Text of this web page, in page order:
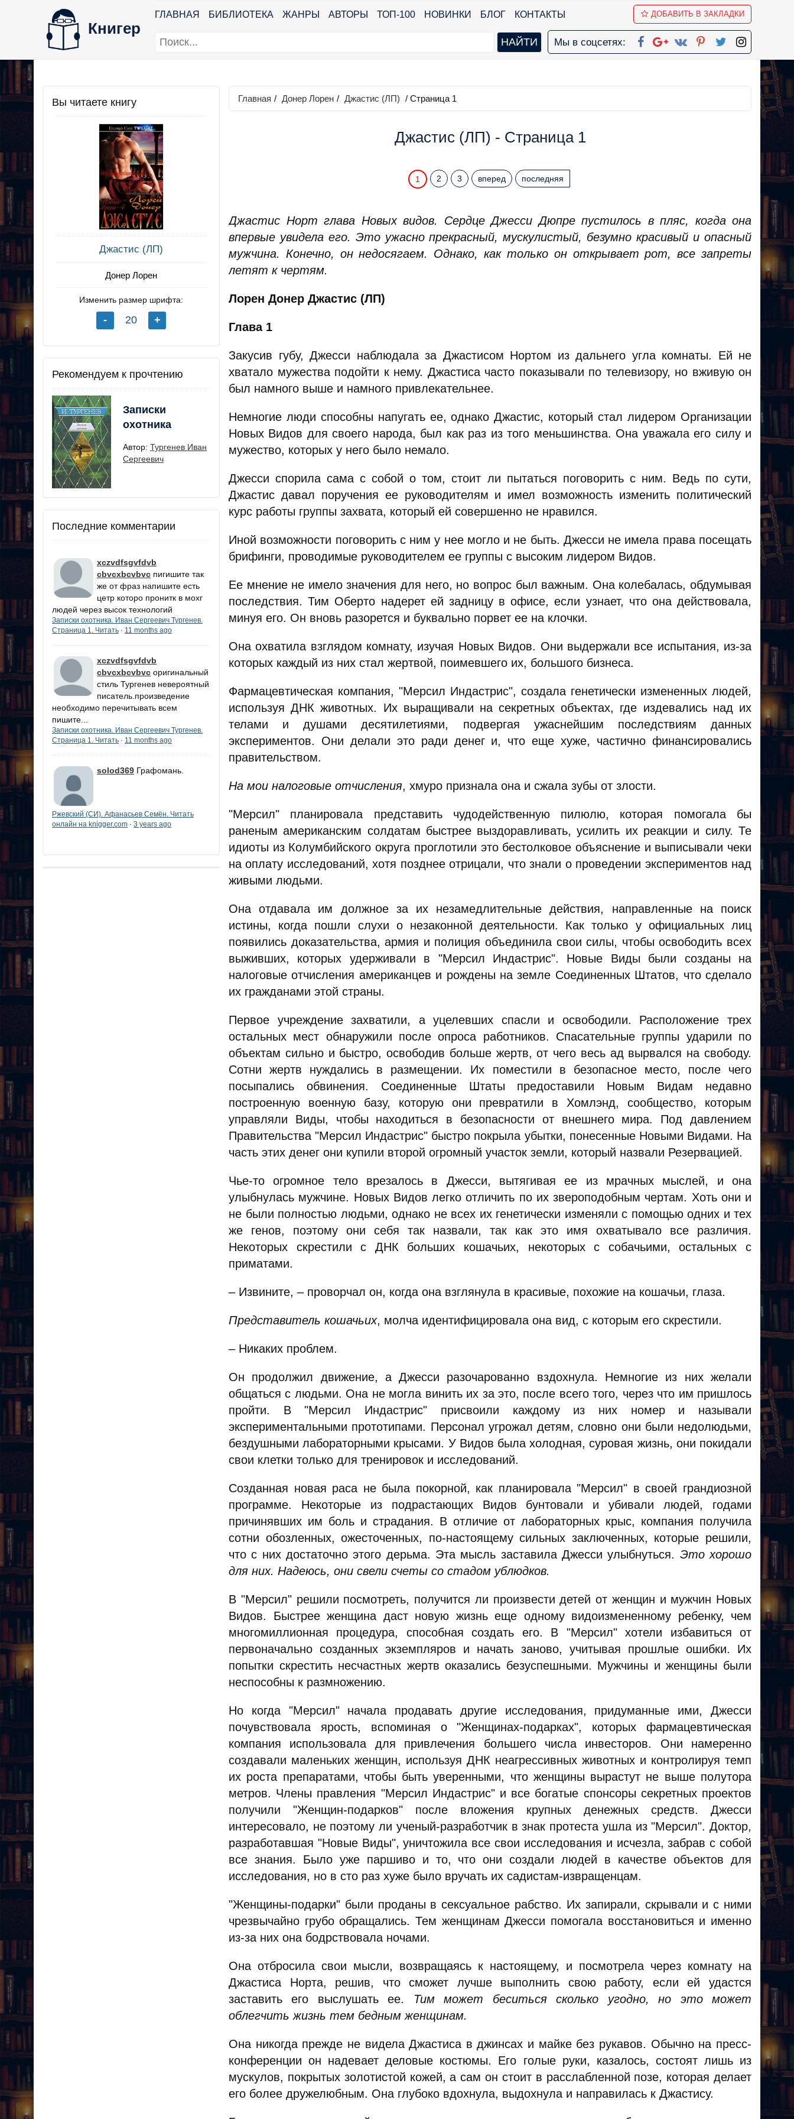
Книгер
ГЛАВНАЯ БИБЛИОТЕКА ЖАНРЫ АВТОРЫ ТОП-100 НОВИНКИ БЛОГ КОНТАКТЫ ДОБАВИТЬ В ЗАКЛАДКИ
Мы в соцсетях:
Вы читаете книгу
Джастис (ЛП)
Донер Лорен
Изменить размер шрифта:
Рекомендуем к прочтению
Записки
охотника
Автор: Тургенев Иван
Сергеевич
Последние комментарии
xczvdfsgvfdvb
cbvcxbcvbvc пигишите так
же от фраз напишите есть
цетр которо пронитк в мохг
людей через высок технологий
Записки охотника. Иван Сергеевич Тургенев.
Страница 1. Читать · 11 months ago
xczvdfsgvfdvb
cbvcxbcvbvc оригинальный
стиль Тургенев невероятный
писатель.произведение
необходимо перечитывать всем
пишите...
Записки охотника. Иван Сергеевич Тургенев.
Страница 1. Читать · 11 months ago
solod369 Графомань.
Ржевский (СИ). Афанасьев Семён. Читать
онлайн на knigger.com · 3 years ago
Главная / Донер Лорен / Джастис (ЛП) / Страница 1
Джастис (ЛП) - Страница 1
1 2 3 вперед последняя
Джастис Норт глава Новых видов. Сердце Джесси Дюпре пустилось в пляс, когда она
впервые увидела его. Это ужасно прекрасный, мускулистый, безумно красивый и опасный
мужчина. Конечно, он недосягаем. Однако, как только он открывает рот, все запреты
летят к чертям.
Лорен Донер Джастис (ЛП)
Глава 1
Закусив губу, Джесси наблюдала за Джастисом Нортом из дальнего угла комнаты. Ей не
хватало мужества подойти к нему. Джастиса часто показывали по телевизору, но вживую он
был намного выше и намного привлекательнее.
Немногие люди способны напугать ее, однако Джастис, который стал лидером Организации
Новых Видов для своего народа, был как раз из того меньшинства. Она уважала его силу и
мужество, которых у него было немало.
Джесси спорила сама с собой о том, стоит ли пытаться поговорить с ним. Ведь по сути,
Джастис давал поручения ее руководителям и имел возможность изменить политический
курс работы группы захвата, который ей совершенно не нравился.
Иной возможности поговорить с ним у нее могло и не быть. Джесси не имела права посещать
брифинги, проводимые руководителем ее группы с высоким лидером Видов.
Ее мнение не имело значения для него, но вопрос был важным. Она колебалась, обдумывая
последствия. Тим Оберто надерет ей задницу в офисе, если узнает, что она действовала,
минуя его. Он вновь разорется и буквально порвет ее на клочки.
Она охватила взглядом комнату, изучая Новых Видов. Они выдержали все испытания, из-за
которых каждый из них стал жертвой, поимевшего их, большого бизнеса.
Фармацевтическая компания, "Мерсил Индастрис", создала генетически измененных людей,
используя ДНК животных. Их выращивали на секретных объектах, где издевались над их
телами и душами десятилетиями, подвергая ужаснейшим последствиям данных
экспериментов. Они делали это ради денег и, что еще хуже, частично финансировались
правительством.
На мои налоговые отчисления, хмуро признала она и сжала зубы от злости.
"Мерсил" планировала представить чудодейственную пилюлю, которая помогала бы
раненым американским солдатам быстрее выздоравливать, усилить их реакции и силу. Те
идиоты из Колумбийского округа проглотили это бестолковое объяснение и выписывали чеки
на оплату исследований, хотя позднее отрицали, что знали о проведении экспериментов над
живыми людьми.
Она отдавала им должное за их незамедлительные действия, направленные на поиск
истины, когда пошли слухи о незаконной деятельности. Как только у официальных лиц
появились доказательства, армия и полиция объединила свои силы, чтобы освободить всех
выживших, которых удерживали в "Мерсил Индастрис". Новые Виды были созданы на
налоговые отчисления американцев и рождены на земле Соединенных Штатов, что сделало
их гражданами этой страны.
Первое учреждение захватили, а уцелевших спасли и освободили. Расположение трех
остальных мест обнаружили после опроса работников. Спасательные группы ударили по
объектам сильно и быстро, освободив больше жертв, от чего весь ад вырвался на свободу.
Сотни жертв нуждались в размещении. Их поместили в безопасное место, после чего
посыпались обвинения. Соединенные Штаты предоставили Новым Видам недавно
построенную военную базу, которую они превратили в Хомлэнд, сообщество, которым
управляли Виды, чтобы находиться в безопасности от внешнего мира. Под давлением
Правительства "Мерсил Индастрис" быстро покрыла убытки, понесенные Новыми Видами. На
часть этих денег они купили второй огромный участок земли, который назвали Резервацией.
Чье-то огромное тело врезалось в Джесси, вытягивая ее из мрачных мыслей, и она
улыбнулась мужчине. Новых Видов легко отличить по их звероподобным чертам. Хоть они и
не были полностью людьми, однако не всех их генетически изменяли с помощью одних и тех
же генов, поэтому они себя так назвали, так как это имя охватывало все различия.
Некоторых скрестили с ДНК больших кошачьих, некоторых с собачьими, остальных с
приматами.
– Извините, – проворчал он, когда она взглянула в красивые, похожие на кошачьи, глаза.
Представитель кошачьих, молча идентифицировала она вид, с которым его скрестили.
– Никаких проблем.
Он продолжил движение, а Джесси разочарованно вздохнула. Немногие из них желали
общаться с людьми. Она не могла винить их за это, после всего того, через что им пришлось
пройти. В "Мерсил Индастрис" присвоили каждому из них номер и называли
экспериментальными прототипами. Персонал угрожал детям, словно они были недолюдьми,
бездушными лабораторными крысами. У Видов была холодная, суровая жизнь, они покидали
свои клетки только для тренировок и исследований.
Созданная новая раса не была покорной, как планировала "Мерсил" в своей грандиозной
программе. Некоторые из подрастающих Видов бунтовали и убивали людей, годами
причинявших им боль и страдания. В отличие от лабораторных крыс, компания получила
сотни обозленных, ожесточенных, по-настоящему сильных заключенных, которые решили,
что с них достаточно этого дерьма. Эта мысль заставила Джесси улыбнуться. Это хорошо
для них. Надеюсь, они свели счеты со стадом ублюдков.
В "Мерсил" решили посмотреть, получится ли произвести детей от женщин и мужчин Новых
Видов. Быстрее женщина даст новую жизнь еще одному видоизмененному ребенку, чем
многомиллионная процедура, способная создать его. В "Мерсил" хотели избавиться от
первоначально созданных экземпляров и начать заново, учитывая прошлые ошибки. Их
попытки скрестить несчастных жертв оказались безуспешными. Мужчины и женщины были
неспособны к размножению.
Но когда "Мерсил" начала продавать другие исследования, придуманные ими, Джесси
почувствовала ярость, вспоминая о "Женщинах-подарках", которых фармацевтическая
компания использовала для привлечения большего числа инвесторов. Они намеренно
создавали маленьких женщин, используя ДНК неагрессивных животных и контролируя темп
их роста препаратами, чтобы быть уверенными, что женщины вырастут не выше полутора
метров. Члены правления "Мерсил Индастрис" и все богатые спонсоры секретных проектов
получили "Женщин-подарков" после вложения крупных денежных средств. Джесси
интересовало, не поэтому ли ученый-разработчик в знак протеста ушла из "Мерсил". Доктор,
разработавшая "Новые Виды", уничтожила все свои исследования и исчезла, забрав с собой
все знания. Было уже паршиво и то, что они создали людей в качестве объектов для
исследования, но в сто раз хуже было вручать их садистам-извращенцам.
"Женщины-подарки" были проданы в сексуальное рабство. Их запирали, скрывали и с ними
чрезвычайно грубо обращались. Тем женщинам Джесси помогала восстановиться и именно
из-за них она бодрствовала ночами.
Она отбросила свои мысли, возвращаясь к настоящему, и посмотрела через комнату на
Джастиса Норта, решив, что сможет лучше выполнить свою работу, если ей удастся
заставить его выслушать ее. Тим может беситься сколько угодно, но это может
облегчить жизнь тем бедным женщинам.
Она никогда прежде не видела Джастиса в джинсах и майке без рукавов. Обычно на пресс-
конференции он надевает деловые костюмы. Его голые руки, казалось, состоят лишь из
мускулов, покрытых золотистой кожей, а сам он стоит в расслабленной позе, которая делает
его более дружелюбным. Она глубоко вдохнула, выдохнула и направилась к Джастису.